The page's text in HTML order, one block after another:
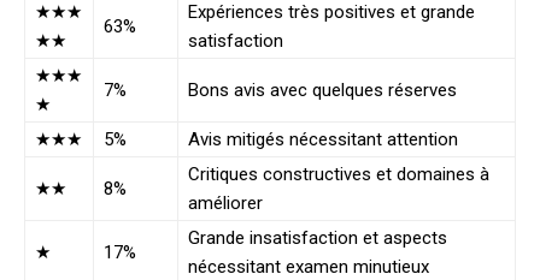
★★★
★★
63%
Expériences très positives et grande
satisfaction
★★★
★
7% Bons avis avec quelques réserves
★★★ 5% Avis mitigés nécessitant attention
★★ 8%
Critiques constructives et domaines à
améliorer
★ 17%
Grande insatisfaction et aspects
nécessitant examen minutieux